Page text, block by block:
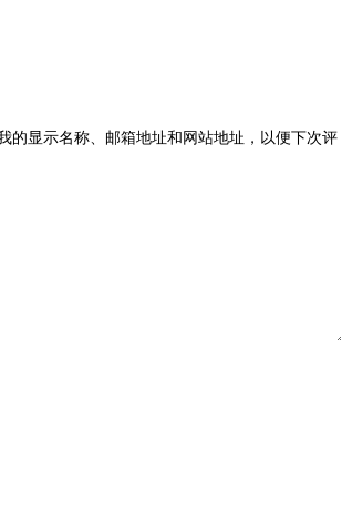
的显示名称、邮箱地址和网站地址，以便下次评